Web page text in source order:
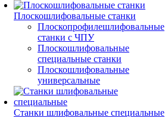
Плоскошлифовальные станки
Плоскопрофилешлифовальные
станки с ЧПУ
Плоскошлифовальные
специальные станки
Плоскошлифовальные
универсальные
Станки шлифовальные специальные